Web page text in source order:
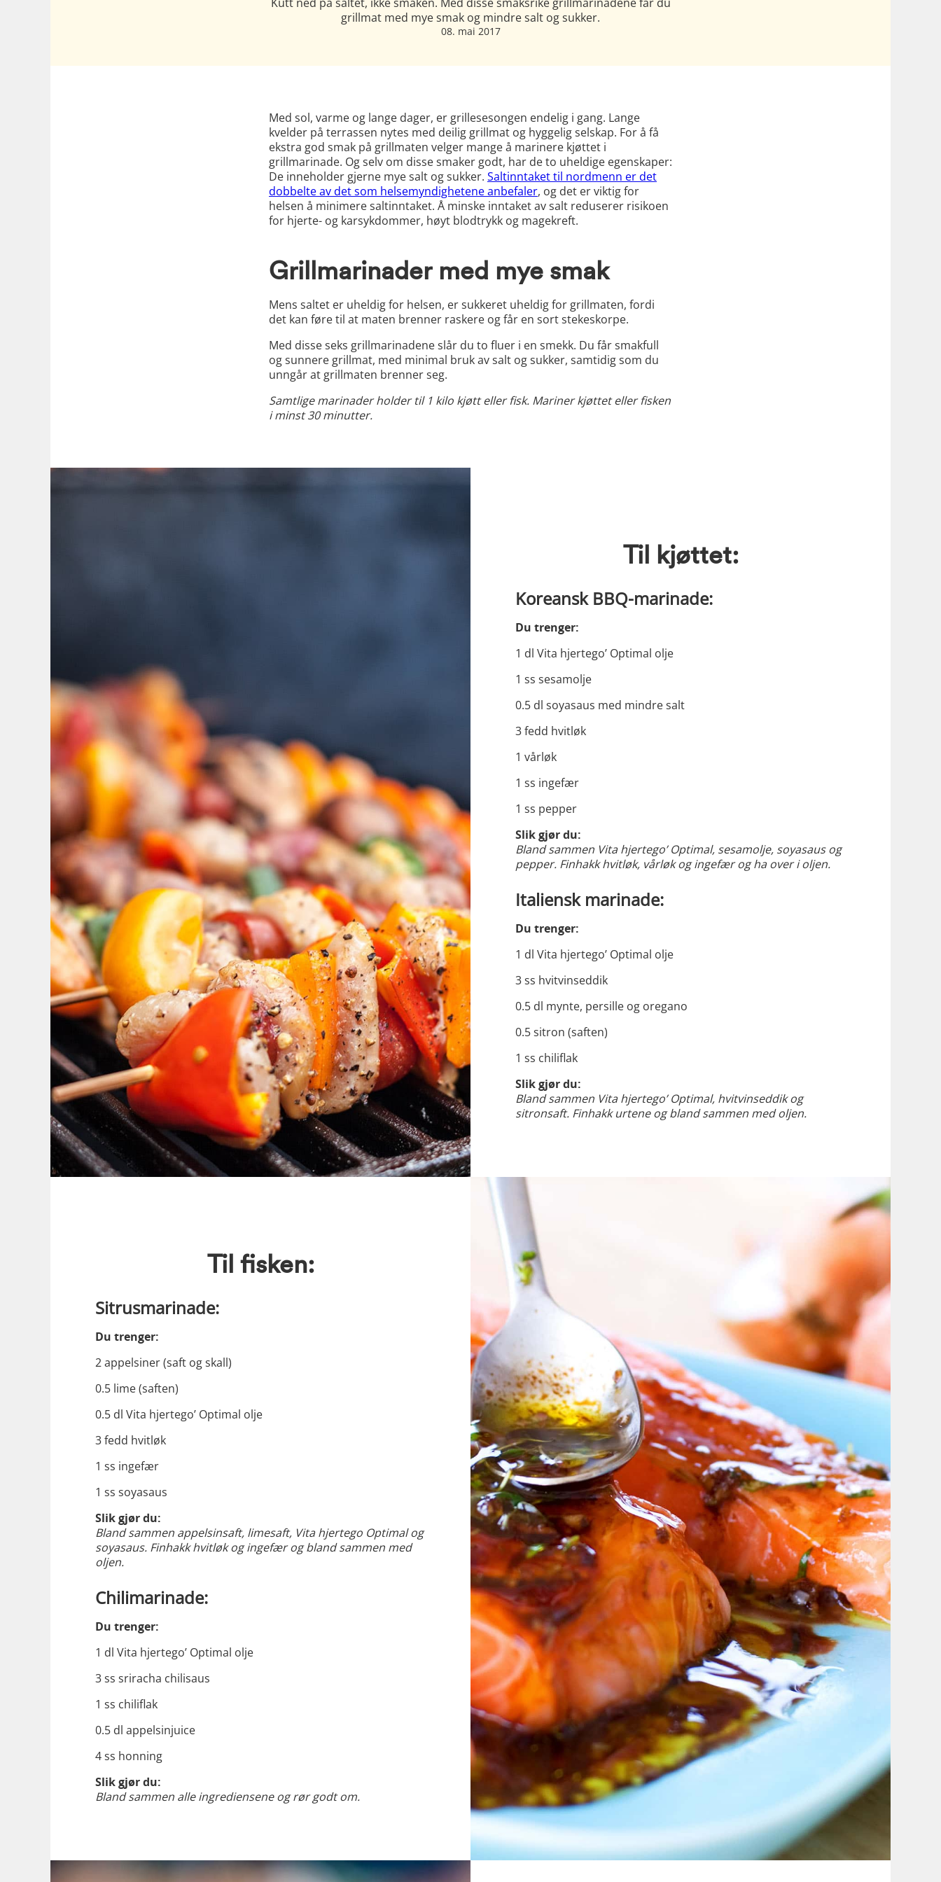
grillmat med mye smak og mindre salt og sukker.
08. mai 2017
Med sol, varme og lange dager, er grillesesongen endelig i gang. Lange
kvelder på terrassen nytes med deilig grillmat og hyggelig selskap. For å få
ekstra god smak på grillmaten velger mange å marinere kjøttet i
grillmarinade. Og selv om disse smaker godt, har de to uheldige egenskaper:
De inneholder gjerne mye salt og sukker. Saltinntaket til nordmenn er det
dobbelte av det som helsemyndighetene anbefaler, og det er viktig for
helsen å minimere saltinntaket. Å minske inntaket av salt reduserer risikoen
for hjerte- og karsykdommer, høyt blodtrykk og magekreft.
Grillmarinader med mye smak
Mens saltet er uheldig for helsen, er sukkeret uheldig for grillmaten, fordi
det kan føre til at maten brenner raskere og får en sort stekeskorpe.
Med disse seks grillmarinadene slår du to fluer i en smekk. Du får smakfull
og sunnere grillmat, med minimal bruk av salt og sukker, samtidig som du
unngår at grillmaten brenner seg.
Samtlige marinader holder til 1 kilo kjøtt eller fisk. Mariner kjøttet eller fisken
i minst 30 minutter.
Til kjøttet:
Koreansk BBQ-marinade:
Du trenger:
1 dl Vita hjertego’ Optimal olje
1 ss sesamolje
0.5 dl soyasaus med mindre salt
3 fedd hvitløk
1 vårløk
1 ss ingefær
1 ss pepper
Slik gjør du:
Bland sammen Vita hjertego’ Optimal, sesamolje, soyasaus og
pepper. Finhakk hvitløk, vårløk og ingefær og ha over i oljen.
Italiensk marinade:
Du trenger:
1 dl Vita hjertego’ Optimal olje
3 ss hvitvinseddik
0.5 dl mynte, persille og oregano
0.5 sitron (saften)
1 ss chiliflak
Slik gjør du:
Bland sammen Vita hjertego’ Optimal, hvitvinseddik og
sitronsaft. Finhakk urtene og bland sammen med oljen.
Til fisken:
Sitrusmarinade:
Du trenger:
2 appelsiner (saft og skall)
0.5 lime (saften)
0.5 dl Vita hjertego’ Optimal olje
3 fedd hvitløk
1 ss ingefær
1 ss soyasaus
Slik gjør du:
Bland sammen appelsinsaft, limesaft, Vita hjertego Optimal og
soyasaus. Finhakk hvitløk og ingefær og bland sammen med
oljen.
Chilimarinade:
Du trenger:
1 dl Vita hjertego’ Optimal olje
3 ss sriracha chilisaus
1 ss chiliflak
0.5 dl appelsinjuice
4 ss honning
Slik gjør du:
Bland sammen alle ingrediensene og rør godt om.